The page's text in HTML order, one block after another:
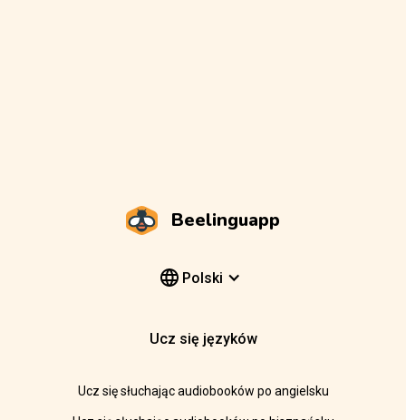
Beelinguapp
Polski
Ucz się języków
Ucz się słuchając audiobooków po angielsku